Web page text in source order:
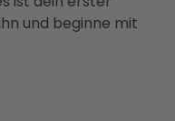
und beginne mit